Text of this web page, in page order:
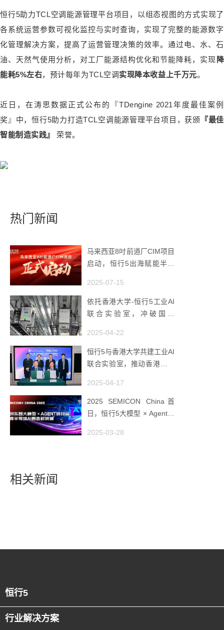
恒行5助力TCL空调能源管理平台项目，以组态视图 的方式实现了
各系统运营参数可视化监控与实时查询，实现了完整的能源数字
化管理解决方案，提高了运营管理决策的效率。通过电、水、石
油、天然气使用分析，对工厂能源结构优化和节能降耗，实现 降
能耗5%左右，预计每年为TCL空调实现降本收益上千万元。
近日，在涛思数据正式公布的『TDengine 2021年度最佳案例
奖』中，恒行5助力打造TCL空调能源管理平台项目，获颁 『最佳
智能制造实践』
荣誉。
热门新闻
马来西亚8吋前道厂CIM项目
启动，恒行5出海赋能半导
2025-07-15
依托香港大学-恒行5工业AI
联合实验室，冲破国产
2025-04-22
恒行5与香港大学共建工业AI
联合实验室，推动香港成为
2025-04-17
2025 SEMICON China首
日，恒行5大模型 × Agent研
潮
2025-03-28
相关新闻
恒行5
行业解决方案